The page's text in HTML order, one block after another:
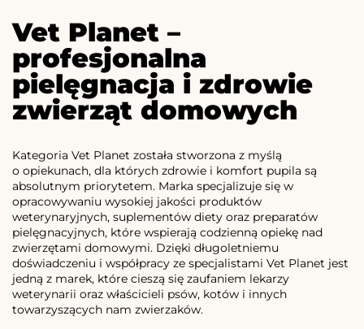
Vet Planet –
profesjonalna
pielęgnacja i zdrowie
zwierząt domowych
Kategoria Vet Planet została stworzona z myślą
o opiekunach, dla których zdrowie i komfort pupila są
absolutnym priorytetem. Marka specjalizuje się w
opracowywaniu wysokiej jakości produktów
weterynaryjnych, suplementów diety oraz preparatów
pielęgnacyjnych, które wspierają codzienną opiekę nad
zwierzętami domowymi. Dzięki długoletniemu
doświadczeniu i współpracy ze specjalistami Vet Planet jest
jedną z marek, które cieszą się zaufaniem lekarzy
weterynarii oraz właścicieli psów, kotów i innych
towarzyszących nam zwierzaków.